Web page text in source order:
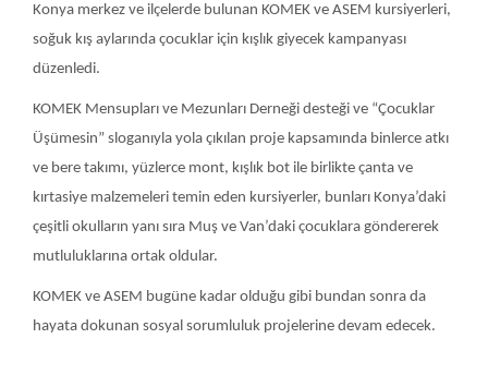
Konya merkez ve ilçelerde bulunan KOMEK ve ASEM kursiyerleri,
soğuk kış aylarında çocuklar için kışlık giyecek kampanyası
düzenledi.
KOMEK Mensupları ve Mezunları Derneği desteği ve “Çocuklar
Üşümesin” sloganıyla yola çıkılan proje kapsamında binlerce atkı
ve bere takımı, yüzlerce mont, kışlık bot ile birlikte çanta ve
kırtasiye malzemeleri temin eden kursiyerler, bunları Konya’daki
çeşitli okulların yanı sıra Muş ve Van’daki çocuklara göndererek
mutluluklarına ortak oldular.
KOMEK ve ASEM bugüne kadar olduğu gibi bundan sonra da
hayata dokunan sosyal sorumluluk projelerine devam edecek.